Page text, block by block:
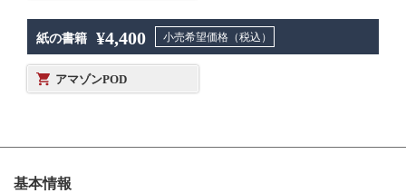
紙の書籍 ¥4,400 小売希望価格（税込）
アマゾンPOD
基本情報